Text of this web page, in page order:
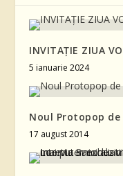
INVITAȚIE ZIUA
5 ianuarie 2024
Noul Protopop
17 august 2014